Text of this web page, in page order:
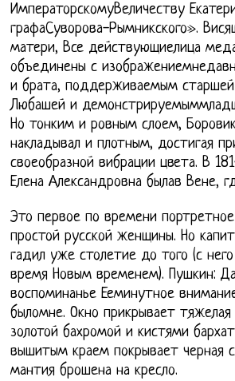
ИмператорскомуВеличеству
графаСуворова-Рымникского».
матери, Все действующиелица
объединены с
и брата, поддерживаемым
Любашей и
Но тонким и ровным слоем,
накладывал и плотным, достигая
своеобразной вибрации цвета. В
Елена Александровна былав Вене,
Это первое по времени
простой русской женщины. Но
гадил уже столетие до того (с
время Новым временем). Пушкин:
воспоминанье Ееминутное
быломне. Окно прикрывает
золотой бахромой и кистями
вышитым краем покрывает черная
мантия брошена на кресло.